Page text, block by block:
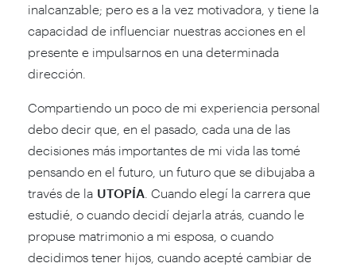
inalcanzable; pero es a la vez motivadora, y tiene la
capacidad de influenciar nuestras acciones en el
presente e impulsarnos en una determinada
dirección.
Compartiendo un poco de mi experiencia personal
debo decir que, en el pasado, cada una de las
decisiones más importantes de mi vida las tomé
pensando en el futuro, un futuro que se dibujaba a
través de la UTOPÍA . Cuando elegí la carrera que
estudié, o cuando decidí dejarla atrás, cuando le
propuse matrimonio a mi esposa, o cuando
decidimos tener hijos, cuando acepté cambiar de